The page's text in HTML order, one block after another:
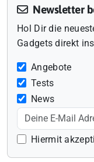
Newsletter
Hol Dir die
Gadgets direkt
Angebote
Tests
News
Hiermit